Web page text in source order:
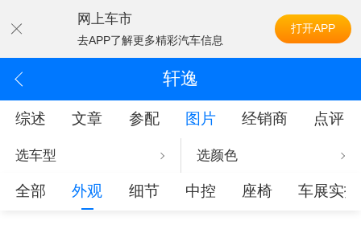
网上车市
去APP了解更多精彩汽车信息
打开APP
轩逸
综述 文章 参配 图片 经销商 点评
选车型 选颜色
全部 外观 细节 中控 座椅 车展实拍